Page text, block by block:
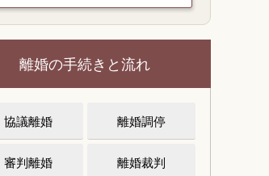
離婚の手続きと流れ
協議離婚 離婚調停
審判離婚 離婚裁判